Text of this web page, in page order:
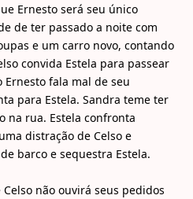
Ernesto será seu único
de ter passado a noite com
e um carro novo, contando
convida Estela para passear
fala mal de seu
para Estela. Sandra teme ter
na rua. Estela confronta
distração de Celso e
barco e sequestra Estela.
não ouvirá seus pedidos